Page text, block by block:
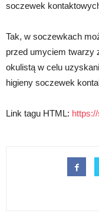
soczewek
Tak, w soczewkach
przed umyciem twarzy
okulistą w celu
higieny soczewek
Link tagu HTML: